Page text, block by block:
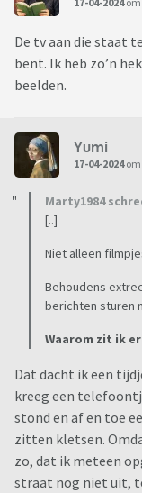
De tv aan die staat
bent. Ik heb zo’n
beelden.
Yumi
17-04-2024om
Marty1984
[..]
Niet alleen
Behoudens
berichten sturen
Waarom zit ik
Dat dacht ik een
kreeg een
stond en af en toe
zitten kletsen.
zo, dat ik meteen
straat nog niet uit,